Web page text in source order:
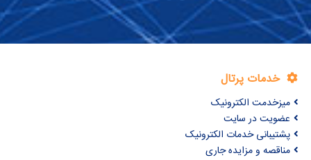
خدمات پرتال
میزخدمت الکترونیک
عضویت در سایت
پشتیبانی خدمات الکترونیک
مناقصه و مزایده جاری